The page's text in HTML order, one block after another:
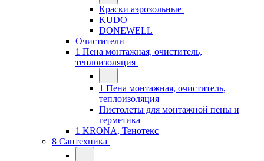
Краски аэрозольные
KUDO
DONEWELL
Очистители
1 Пена монтажная, очиститель,
теплоизоляция
1 Пена монтажная, очиститель,
теплоизоляция
Пистолеты для монтажной пены и
герметика
1 KRONA, Тенотекс
8 Сантехника